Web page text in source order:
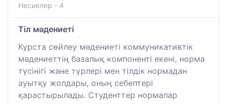
Несиелер - 4
Тіл мәдениеті
Курста сөйлеу мәдениеті коммуникативтік
мәдениеттің базалық компоненті екені, норма
түсінігі және түрлері мен тілдік нормадан
ауытқу жолдары, оның себептері
қарастырылады. Студенттер нормалар